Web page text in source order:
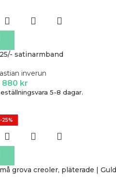
satinarmband
inverun
880 kr
5-8 dagar.
-25%
grova creoler, pläterade | Guld